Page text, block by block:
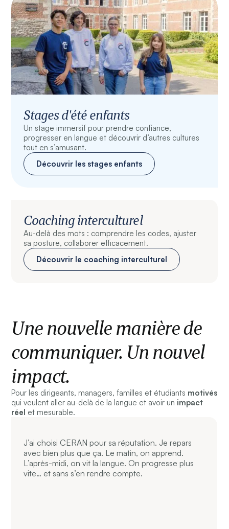
Stages d'été enfants
Un stage immersif pour prendre confiance,
progresser en langue et découvrir d’autres cultures
tout en s’amusant.
Découvrir les stages enfants
Coaching interculturel
Au-delà des mots : comprendre les codes, ajuster
sa posture, collaborer efficacement.
Découvrir le coaching interculturel
Une nouvelle manière de
communiquer. Un nouvel
impact.
Pour les dirigeants, managers, familles et étudiants motivés
qui veulent aller au-delà de la langue et avoir un impact
réel et mesurable.
J’ai choisi CERAN pour sa réputation. Je repars
avec bien plus que ça. Le matin, on apprend.
L’après-midi, on vit la langue. On progresse plus
vite… et sans s’en rendre compte.